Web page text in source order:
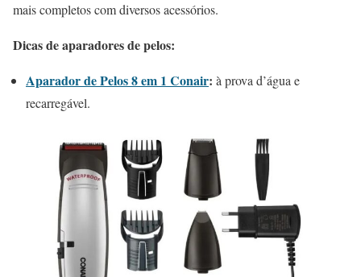
mais completos com diversos acessórios.
Dicas de aparadores de pelos:
Aparador de Pelos 8 em 1 Conair: à prova d’água e
recarregável.